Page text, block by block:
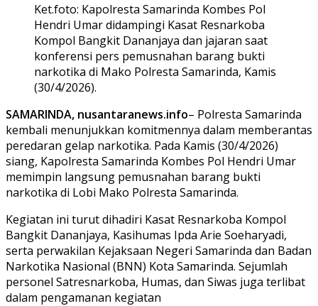
Ket.foto: Kapolresta Samarinda Kombes Pol
Hendri Umar didampingi Kasat Resnarkoba
Kompol Bangkit Dananjaya dan jajaran saat
konferensi pers pemusnahan barang bukti
narkotika di Mako Polresta Samarinda, Kamis
(30/4/2026).
SAMARINDA, nusantaranews.info– Polresta Samarinda
kembali menunjukkan komitmennya dalam memberantas
peredaran gelap narkotika. Pada Kamis (30/4/2026)
siang, Kapolresta Samarinda Kombes Pol Hendri Umar
memimpin langsung pemusnahan barang bukti
narkotika di Lobi Mako Polresta Samarinda.
Kegiatan ini turut dihadiri Kasat Resnarkoba Kompol
Bangkit Dananjaya, Kasihumas Ipda Arie Soeharyadi,
serta perwakilan Kejaksaan Negeri Samarinda dan Badan
Narkotika Nasional (BNN) Kota Samarinda. Sejumlah
personel Satresnarkoba, Humas, dan Siwas juga terlibat
dalam pengamanan kegiatan